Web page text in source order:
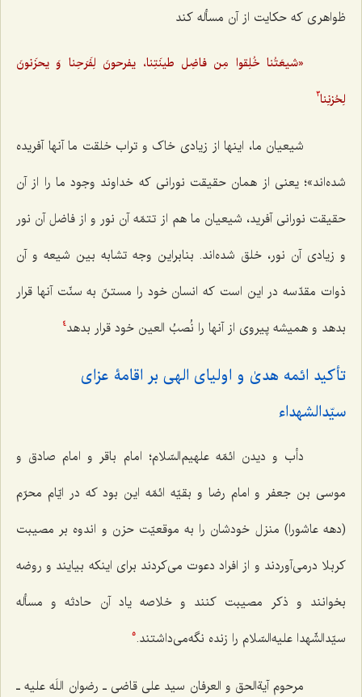
ظواهری که حکایت از آن مسأله کند
«شیعَتُنا خُلِقوا مِن فاضِل طینَتِنا، یفرحونَ لِفَرَحِنا وَ یحزَنونَ
لِحُزنِنا3
شیعیان ما، اینها از زیادی خاک و تراب خلقت ما آنها آفریده
شده‌اند»؛ یعنی از همان حقیقت نورانی که خداوند وجود ما را از آن
حقیقت نورانی آفرید، شیعیان ما هم از تتمّه آن نور و از فاضل آن نور
و زیادی آن نور، خلق شده‌اند. بنابراین وجه تشابه بین شیعه و آن
ذوات مقدّسه در این است که انسان خود را مستنّ به سنّت آنها قرار
بدهد و همیشه پیروی از آنها را نُصبُ العین خود قرار بدهد4
تأکید ائمه هدیٰ و اولیای الهی بر اقامۀ عزای
سیّدالشهداء
دأب و دیدن ائمّه علهیم‌السّلام؛ امام باقر و امام صادق و
موسی بن جعفر و امام رضا و بقیّه ائمّه این بود که در ایّام محرّم
(دهه عاشورا) منزل خودشان را به موقعیّت حزن و اندوه بر مصیبت
کربلا درمی‌آوردند و از افراد دعوت می‌کردند برای اینکه بیایند و روضه
بخوانند و ذکر مصیبت کنند و خلاصه یاد آن حادثه و مسأله
سیّدالشّهدا علیه‌السّلام را زنده نگه‌می‌داشتند.5
مرحوم آیةالحق و العرفان سید علی قاضی ـ رضوان اللَه علیه ـ